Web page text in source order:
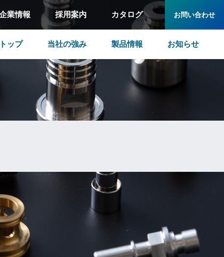
トップ 当社の強み 製品情報 お知らせ
業情報 採用案内 カタログ お問い合わせ